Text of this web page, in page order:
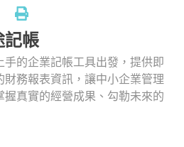
記帳
手的企業記帳工具出發，提供即
財務報表資訊，讓中小企業管理
握真實的經營成果、勾勒未來的